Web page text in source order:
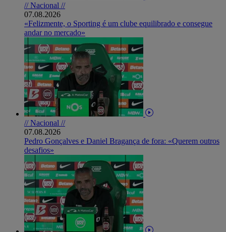
// Nacional //
07.08.2026
«Felizmente, o Sporting é um clube equilibrado e consegue
andar no mercado»
// Nacional //
07.08.2026
Pedro Gonçalves e Daniel Bragança de fora: «Querem outros
desafios»